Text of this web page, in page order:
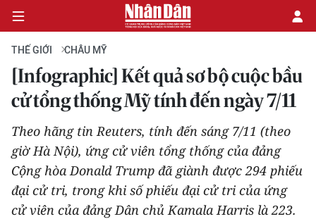
CHÍNH TRỊ
KINH TẾ
VĂN HÓA
XÃ HỘI
THẾ GIỚI CHÂU MỸ
[Infographic] Kết quả sơ bộ cuộc bầu
cử tổng thống Mỹ tính đến ngày 7/11
Theo hãng tin Reuters, tính đến sáng 7/11 (theo
giờ Hà Nội), ứng cử viên tổng thống của đảng
Cộng hòa Donald Trump đã giành được 294 phiếu
đại cử tri, trong khi số phiếu đại cử tri của ứng
cử viên của đảng Dân chủ Kamala Harris là 223.